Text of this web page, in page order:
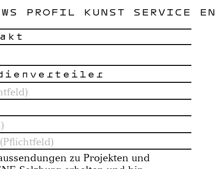
PROFIL KUNST SERVICE
EN
zu Projekten und